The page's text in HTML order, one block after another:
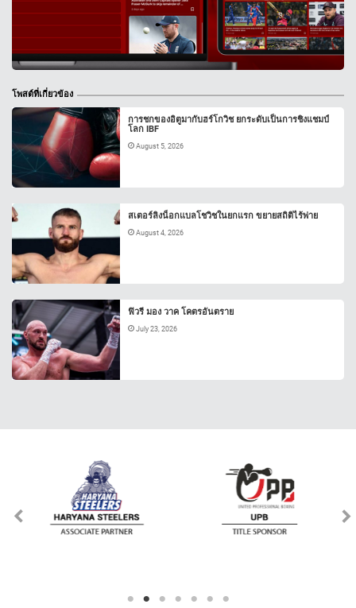
โพสต์ที่เกี่ยวข้อง
การชกของอิตูมากับฮร์โกวิช ยกระดับเป็นการชิงแชมป์
โลก IBF
August 5, 2026
สเตอร์ลิงน็อกแบลโชวิชในยกแรก ขยายสถิติไร้พ่าย
August 4, 2026
ฟิวรี มอง วาค โคตรอันตราย
July 23, 2026